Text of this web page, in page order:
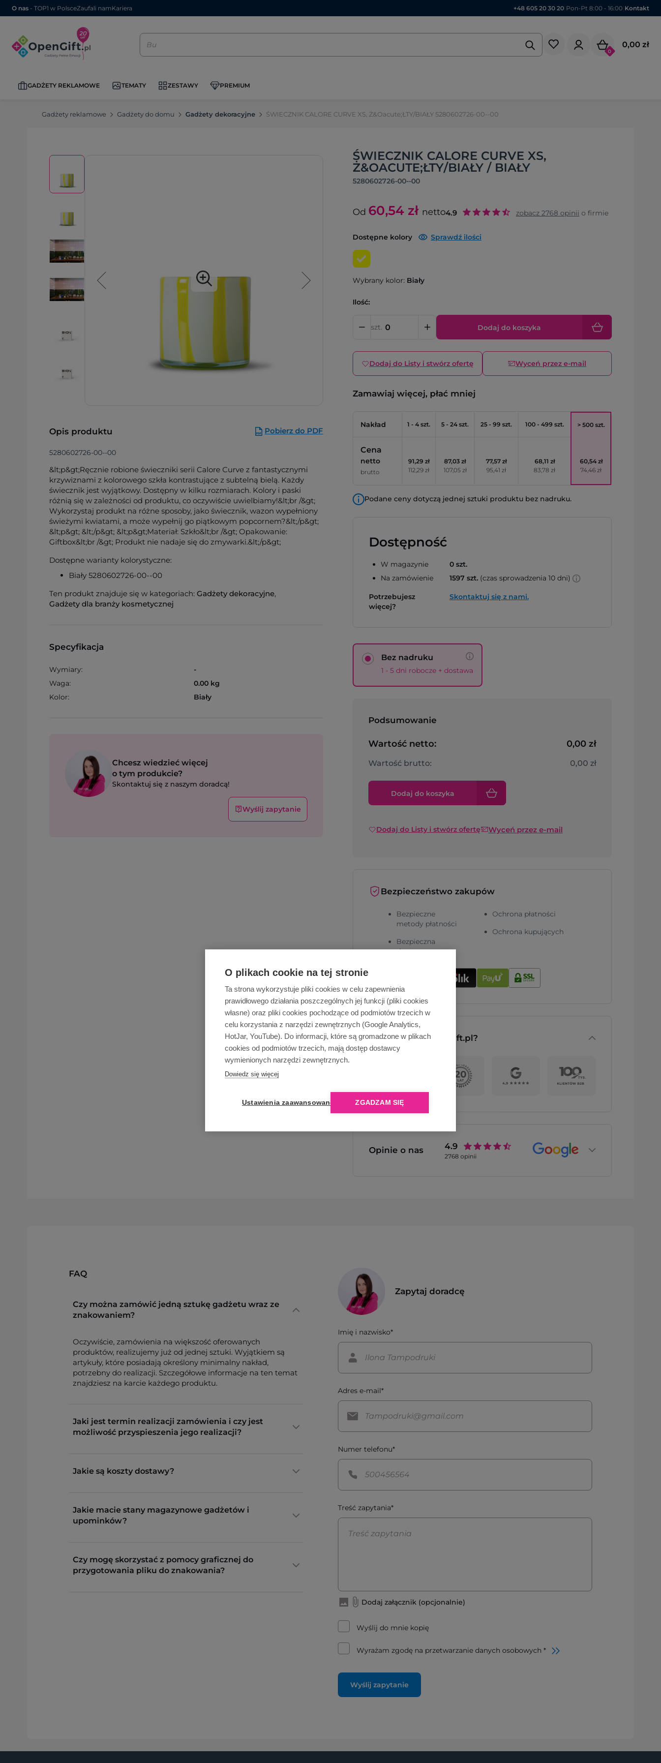
O plikach cookie na tej stronie
Ta strona wykorzystuje pliki cookies w celu zapewnienia
prawidłowego działania poszczególnych jej funkcji (pliki cookies
własne) oraz pliki cookies pochodzące od podmiotów trzecich w
celu korzystania z narzędzi zewnętrznych (Google Analytics,
HotJar, YouTube). Do informacji, które są gromadzone w plikach
cookies od podmiotów trzecich, mają dostęp dostawcy
wymienionych narzędzi zewnętrznych.
Dowiedz się więcej
Ustawienia zaawansowane ZGADZAM SIĘ
O nas - TOP1 w PolsceZaufali namKariera +48 605 20 30 20 Pon-Pt 8:00 - 16:00 Kontakt
0
0,00 zł
GADŻETY REKLAMOWE TEMATY ZESTAWY PREMIUM
Gadżety reklamowe Gadżety do domu Gadżety dekoracyjne ŚWIECZNIK CALORE CURVE XS, Ż&Oacute;ŁTY/BIAŁY 5280602726-00--00
ŚWIECZNIK CALORE CURVE XS,
Ż&OACUTE;ŁTY/BIAŁY / BIAŁY
5280602726-00--00
Opis produktu Pobierz do PDF
5280602726-00--00
&lt;p&gt;Ręcznie robione świeczniki serii Calore Curve z fantastycznymi
krzywiznami z kolorowego szkła kontrastujące z subtelną bielą. Każdy
świecznik jest wyjątkowy. Dostępny w kilku rozmiarach. Kolory i paski
różnią się w zależności od produktu, co oczywiście uwielbiamy!&lt;br /&gt;
Wykorzystaj produkt na różne sposoby, jako świecznik, wazon wypełniony
świeżymi kwiatami, a może wypełnij go piątkowym popcornem?&lt;/p&gt;
&lt;p&gt; &lt;/p&gt; &lt;p&gt;Materiał: Szkło&lt;br /&gt; Opakowanie:
Giftbox&lt;br /&gt; Produkt nie nadaje się do zmywarki.&lt;/p&gt;
Dostępne warianty kolorystyczne:
Biały 5280602726-00--00
Ten produkt znajduje się w kategoriach: Gadżety dekoracyjne,
Gadżety dla branży kosmetycznej
Specyfikacja
Wymiary:
-
Waga:
0.00 kg
Kolor:
Biały
Chcesz wiedzieć więcej
o tym produkcie?
Skontaktuj się z naszym doradcą!
Wyślij zapytanie
Od 60,54 zł netto4.9 zobacz 2768 opinii o firmie
Dostępne kolory Sprawdź ilości
Wybrany kolor: Biały
Ilość:
szt. Dodaj do koszyka
Dodaj do Listy i stwórz ofertę Wyceń przez e-mail
Zamawiaj więcej, płać mniej
Nakład 1 - 4 szt. 5 - 24 szt. 25 - 99 szt. 100 - 499 szt. > 500 szt.
Cena
netto
brutto
91,29 zł
112,29 zł
87,03 zł
107,05 zł
77,57 zł
95,41 zł
68,11 zł
83,78 zł
60,54 zł
74,46 zł
Podane ceny dotyczą jednej sztuki produktu bez nadruku.
Dostępność
W magazynie
Na zamówienie
0 szt.
1597 szt.(czas sprowadzenia 10 dni)
Potrzebujesz
więcej?
Skontaktuj się z nami.
Bez nadruku
1 - 5 dni robocze + dostawa
Podsumowanie
Wartość netto: 0,00 zł
Wartość brutto: 0,00 zł
Dodaj do koszyka
Dodaj do Listy i stwórz ofertę Wyceń przez e-mail
Bezpieczeństwo zakupów
Bezpieczne
metody płatności
Bezpieczna
dostawa
Ochrona płatności
Ochrona kupujących
Dlaczego OpenGift.pl?
Opinie o nas 4.9
2768 opinii
FAQ
Czy można zamówić jedną sztukę gadżetu wraz ze
znakowaniem?
Oczywiście, zamówienia na większość oferowanych
produktów, realizujemy już od jednej sztuki. Wyjątkiem są
artykuły, które posiadają określony minimalny nakład,
potrzebny do realizacji. Szczegółowe informacje na ten temat
znajdziesz na karcie każdego produktu.
Jaki jest termin realizacji zamówienia i czy jest
możliwość przyspieszenia jego realizacji?
Jakie są koszty dostawy?
Jakie macie stany magazynowe gadżetów i
upominków?
Czy mogę skorzystać z pomocy graficznej do
przygotowania pliku do znakowania?
Zapytaj doradcę
Imię i nazwisko*
Adres e-mail*
Numer telefonu*
Treść zapytania*
Dodaj załącznik (opcjonalnie)
Wyślij do mnie kopię
Wyrażam zgodę na przetwarzanie danych osobowych *
Wyślij zapytanie